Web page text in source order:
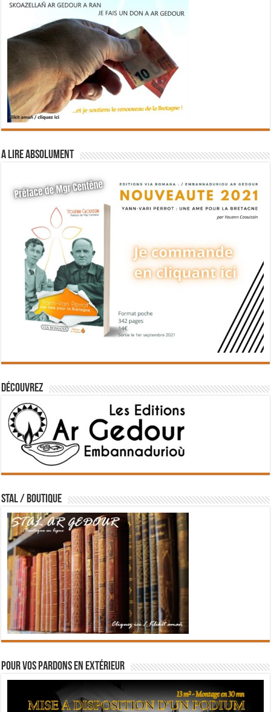
A lire absolument
Découvrez
STAL / BOUTIQUE
Pour vos pardons en extérieur